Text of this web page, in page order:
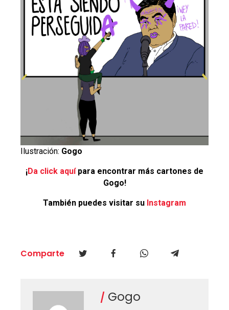
Ilustración: Gogo
¡Da click aquípara encontrar más cartones de
Gogo!
También puedes visitar su Instagram
Comparte
Gogo